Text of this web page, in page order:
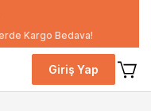
Kargo Bedava!
Giriş Yap